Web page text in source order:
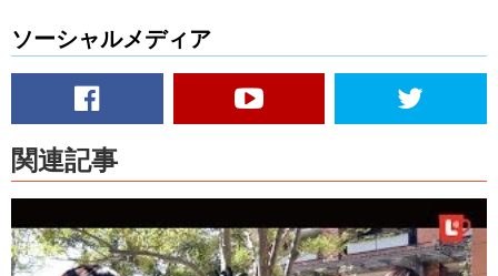
ソーシャルメディア
関連記事